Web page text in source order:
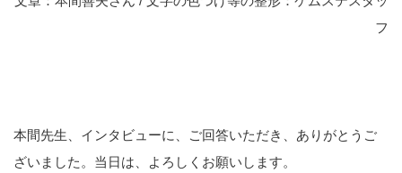
フ
本間先生、インタビューに、ご回答いただき、ありがとうご
ざいました。当日は、よろしくお願いします。